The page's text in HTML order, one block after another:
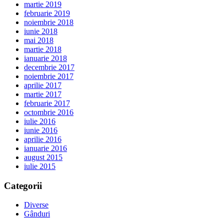
martie 2019
februarie 2019
noiembrie 2018
iunie 2018
mai 2018
martie 2018
ianuarie 2018
decembrie 2017
noiembrie 2017
aprilie 2017
martie 2017
februarie 2017
octombrie 2016
iulie 2016
iunie 2016
aprilie 2016
ianuarie 2016
august 2015
iulie 2015
Categorii
Diverse
Gânduri